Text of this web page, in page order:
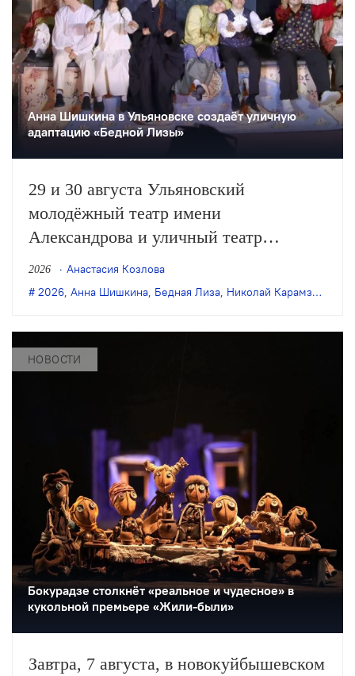
Анна Шишкина в Ульяновске создаëт уличную
адаптацию «Бедной Лизы»
29 и 30 августа Ульяновский
молодёжный театр имени
Александрова и уличный театр
«Странствующие куклы господина
Пэжо» из Санкт-Петербурга покажут
«Бедная Лиза» по одноимённой
повести Карамзина. Постановка
2026
Анастасия Козлова
2026 Анна Шишкина Бедная Лиза Николай Карамзин
НОВОСТИ
Бокурадзе столкнëт «реальное и чудесное» в
кукольной премьере «Жили-были»
Завтра, 7 августа, в новокуйбышевском